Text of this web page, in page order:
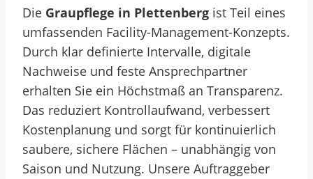
Die Graupflege in Plettenberg ist Teil eines
umfassenden Facility-Management-Konzepts.
Durch klar definierte Intervalle, digitale
Nachweise und feste Ansprechpartner
erhalten Sie ein Höchstmaß an Transparenz.
Das reduziert Kontrollaufwand, verbessert
Kostenplanung und sorgt für kontinuierlich
saubere, sichere Flächen – unabhängig von
Saison und Nutzung. Unsere Auftraggeber